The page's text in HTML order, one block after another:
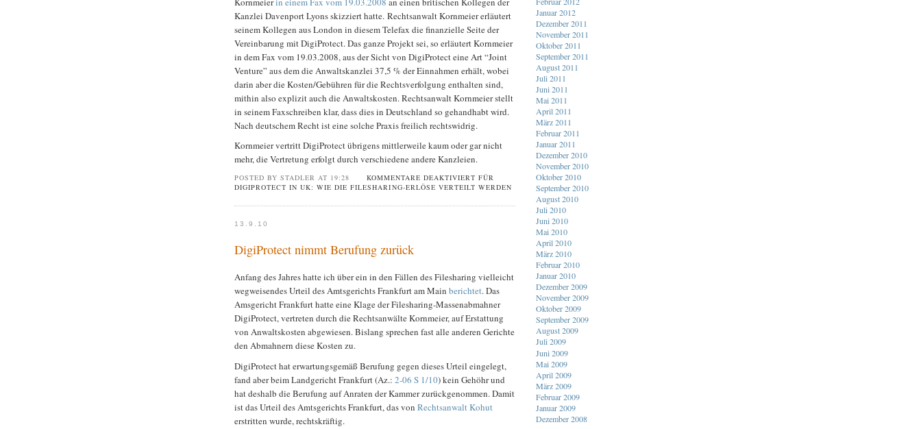
Kanzlei Davenport Lyons skizziert hatte. Rechtsanwalt Kornmeier erläutert
seinem Kollegen aus London in diesem Telefax die finanzielle Seite der
Vereinbarung mit DigiProtect. Das ganze Projekt sei, so erläutert Kornmeier
in dem Fax vom 19.03.2008, aus der Sicht von DigiProtect eine Art “Joint
Venture” aus dem die Anwaltskanzlei 37,5 % der Einnahmen erhält, wobei
darin aber die Kosten/Gebühren für die Rechtsverfolgung enthalten sind,
mithin also explizit auch die Anwaltskosten. Rechtsanwalt Kornmeier stellt
in seinem Faxschreiben klar, dass dies in Deutschland so gehandhabt wird.
Nach deutschem Recht ist eine solche Praxis freilich rechtswidrig.
Kornmeier vertritt DigiProtect übrigens mittlerweile kaum oder gar nicht
mehr, die Vertretung erfolgt durch verschiedene andere Kanzleien.
POSTED BY STADLER AT 19:28 KOMMENTARE DEAKTIVIERT FÜR
DIGIPROTECT IN UK: WIE DIE FILESHARING-ERLÖSE VERTEILT WERDEN
13.9.10
DigiProtect nimmt Berufung zurück
Anfang des Jahres hatte ich über ein in den Fällen des Filesharing vielleicht
wegweisendes Urteil des Amtsgerichts Frankfurt am Main berichtet. Das
Amsgericht Frankfurt hatte eine Klage der Filesharing-Massenabmahner
DigiProtect, vertreten durch die Rechtsanwälte Kornmeier, auf Erstattung
von Anwaltskosten abgewiesen. Bislang sprechen fast alle anderen Gerichte
den Abmahnern diese Kosten zu.
DigiProtect hat erwartungsgemäß Berufung gegen dieses Urteil eingelegt,
fand aber beim Landgericht Frankfurt (Az.: 2-06 S 1/10) kein Gehöhr und
hat deshalb die Berufung auf Anraten der Kammer zurückgenommen. Damit
ist das Urteil des Amtsgerichts Frankfurt, das von Rechtsanwalt Kohut
erstritten wurde, rechtskräftig.
Januar 2012
Dezember 2011
November 2011
Oktober 2011
September 2011
August 2011
Juli 2011
Juni 2011
Mai 2011
April 2011
März 2011
Februar 2011
Januar 2011
Dezember 2010
November 2010
Oktober 2010
September 2010
August 2010
Juli 2010
Juni 2010
Mai 2010
April 2010
März 2010
Februar 2010
Januar 2010
Dezember 2009
November 2009
Oktober 2009
September 2009
August 2009
Juli 2009
Juni 2009
Mai 2009
April 2009
März 2009
Februar 2009
Januar 2009
Dezember 2008